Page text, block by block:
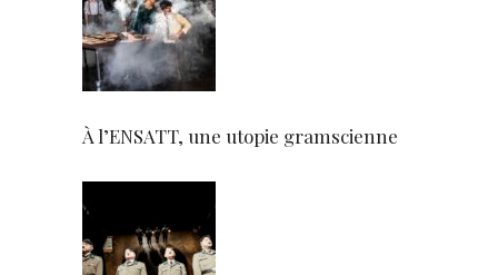
À l’ENSATT, une utopie gramscienne